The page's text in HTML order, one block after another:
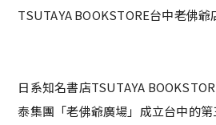
TSUTAYA BOOKSTORE台中老佛
日系知名書店TSUTAYA
泰集團「老佛爺廣場」成立台中的